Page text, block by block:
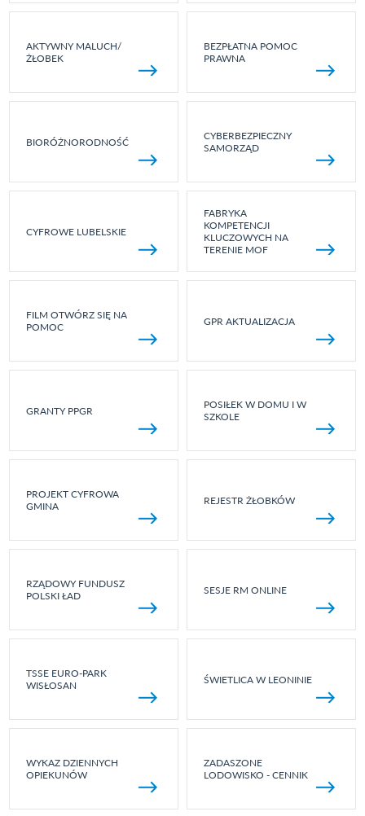
AKTYWNY MALUCH/
ŻŁOBEK
BEZPŁATNA POMOC
PRAWNA
BIORÓŻNORODNOŚĆ
CYBERBEZPIECZNY
SAMORZĄD
CYFROWE LUBELSKIE
FABRYKA
KOMPETENCJI
KLUCZOWYCH NA
TERENIE MOF
FILM OTWÓRZ SIĘ NA
POMOC
GPR AKTUALIZACJA
GRANTY PPGR
POSIŁEK W DOMU I W
SZKOLE
PROJEKT CYFROWA
GMINA
REJESTR ŻŁOBKÓW
RZĄDOWY FUNDUSZ
POLSKI ŁAD
SESJE RM ONLINE
TSSE EURO-PARK
WISŁOSAN
ŚWIETLICA W LEONINIE
WYKAZ DZIENNYCH
OPIEKUNÓW
ZADASZONE
LODOWISKO - CENNIK